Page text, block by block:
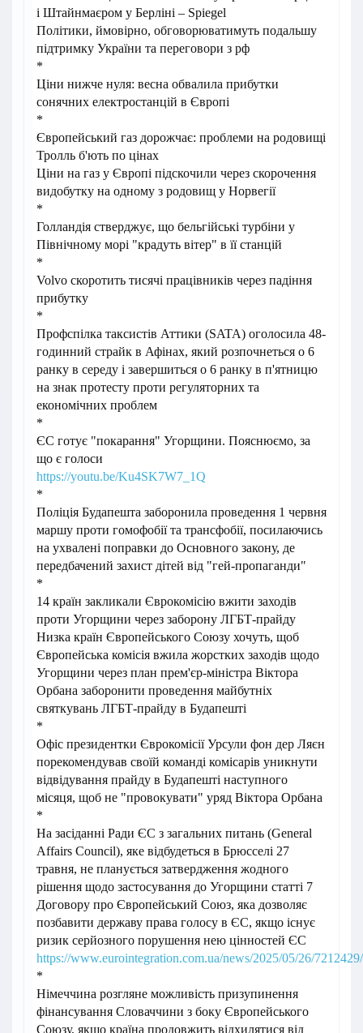
і Штайнмаєром у Берліні – Spiegel
Політики, ймовірно, обговорюватимуть подальшу
підтримку України та переговори з рф
*
Ціни нижче нуля: весна обвалила прибутки
сонячних електростанцій в Європі
*
Європейський газ дорожчає: проблеми на родовищі
Тролль б'ють по цінах
Ціни на газ у Європі підскочили через скорочення
видобутку на одному з родовищ у Норвегії
*
Голландія стверджує, що бельгійські турбіни у
Північному морі "крадуть вітер" в її станцій
*
Volvo скоротить тисячі працівників через падіння
прибутку
*
Профспілка таксистів Аттики (SATA) оголосила 48-
годинний страйк в Афінах, який розпочнеться о 6
ранку в середу і завершиться о 6 ранку в п'ятницю
на знак протесту проти регуляторних та
економічних проблем
*
ЄС готує "покарання" Угорщини. Пояснюємо, за
що є голоси
https://youtu.be/Ku4SK7W7_1Q
*
Поліція Будапешта заборонила проведення 1 червня
маршу проти гомофобії та трансфобії, посилаючись
на ухвалені поправки до Основного закону, де
передбачений захист дітей від "гей-пропаганди"
*
14 країн закликали Єврокомісію вжити заходів
проти Угорщини через заборону ЛГБТ-прайду
Низка країн Європейського Союзу хочуть, щоб
Європейська комісія вжила жорстких заходів щодо
Угорщини через план прем'єр-міністра Віктора
Орбана заборонити проведення майбутніх
святкувань ЛГБТ-прайду в Будапешті
*
Офіс президентки Єврокомісії Урсули фон дер Ляєн
порекомендував своїй команді комісарів уникнути
відвідування прайду в Будапешті наступного
місяця, щоб не "провокувати" уряд Віктора Орбана
*
На засіданні Ради ЄС з загальних питань (General
Affairs Council), яке відбудеться в Брюсселі 27
травня, не планується затвердження жодного
рішення щодо застосування до Угорщини статті 7
Договору про Європейський Союз, яка дозволяє
позбавити державу права голосу в ЄС, якщо існує
ризик серйозного порушення нею цінностей ЄС
https://www.eurointegration.com.ua/news/2025/05/26/7212429/
*
Німеччина розгляне можливість призупинення
фінансування Словаччини з боку Європейського
Союзу, якщо країна продовжить відхилятися від